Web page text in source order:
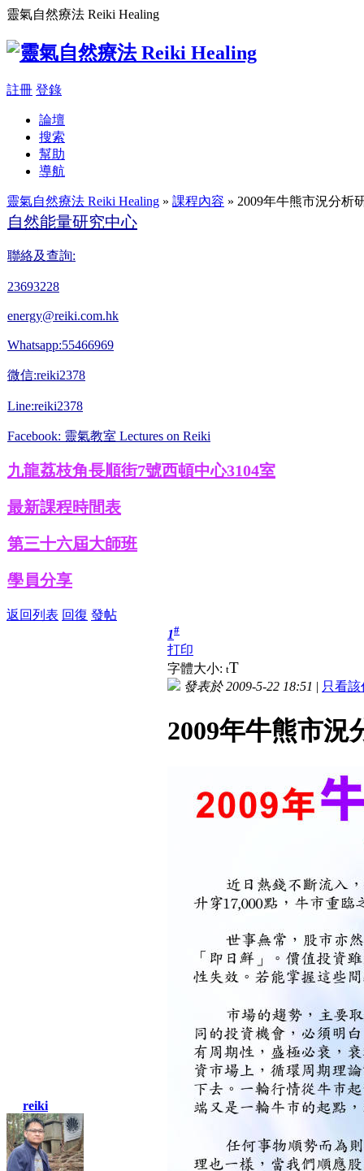
靈氣自然療法 Reiki Healing
註冊 登錄
論壇
搜索
幫助
導航
靈氣自然療法 Reiki Healing » 課程內容 » 2009年牛熊市況分析
自然能量研究中心
聯絡及查詢:
23693228
energy@reiki.com.hk
Whatsapp:55466969
微信:reiki2378
Line:reiki2378
Facebook: 靈氣教室 Lectures on Reiki
九龍荔枝角長順街7號西頓中心3104室
最新課程時間表
第三十六屆大師班
學員分享
返回列表 回復 發帖
reiki
1#
打印
字體大小: tT
發表於 2009-5-22 18:51 | 只看該
2009年牛熊市況